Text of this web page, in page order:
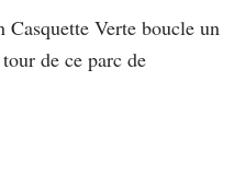
Verte boucle un
de ce parc de